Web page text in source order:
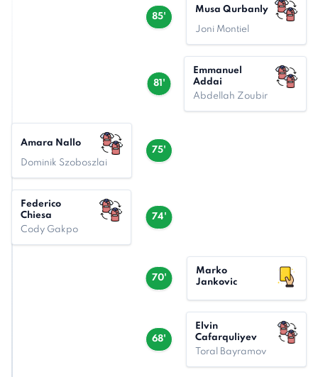
85'
Musa Qurbanly
Joni Montiel
81'
Emmanuel
Addai
Abdellah Zoubir
75'
Amara Nallo
Dominik Szoboszlai
74'
Federico
Chiesa
Cody Gakpo
70'
Marko
Jankovic
68'
Elvin
Cafarquliyev
Toral Bayramov